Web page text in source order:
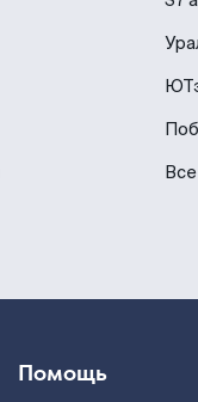
Помощь